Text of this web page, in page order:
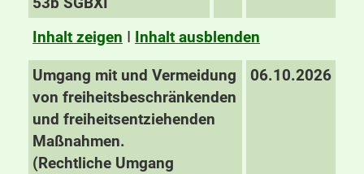
Inhalt zeigen I Inhalt ausblenden
Umgang mit und Vermeidung
von freiheitsbeschränkenden
und freiheitsentziehenden
Maßnahmen.
(Rechtliche Umgang
06.10.2026